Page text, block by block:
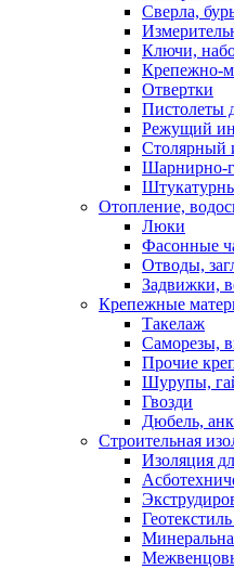
Сверла,
Ключи,
Крепежно-
Отвертки
Пистолеты
Режущий
Столярный
Шарнирно-
Отопление,
Люки
Фасонные
Отводы,
Задвижки,
Крепежные
Такелаж
Саморезы,
Прочие
Шурупы,
Гвозди
Дюбель,
Строительная
Изоляция